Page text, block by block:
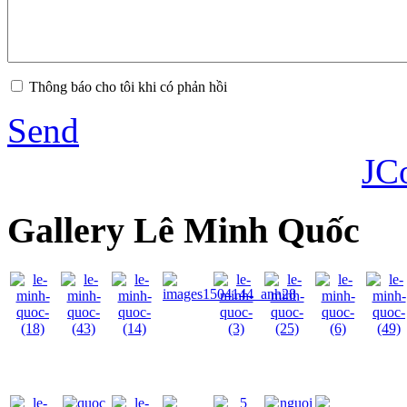
Thông báo cho tôi khi có phản hồi
Send
Gallery Lê Minh Quốc